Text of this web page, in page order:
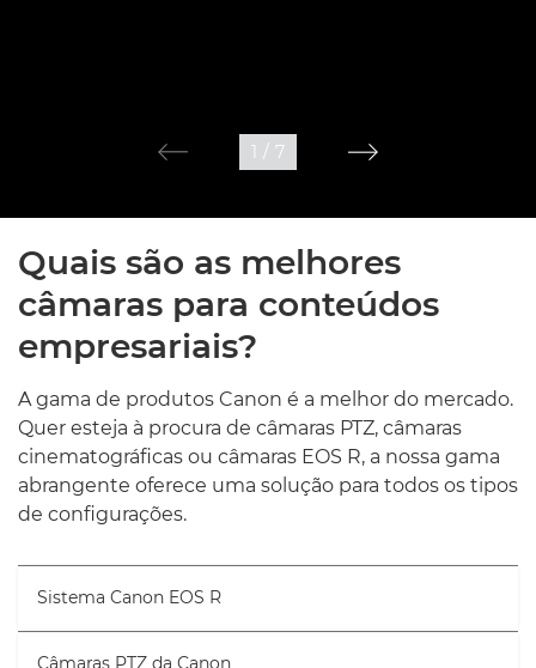
1 / 7
Quais são as melhores
câmaras para conteúdos
empresariais?
A gama de produtos Canon é a melhor do mercado.
Quer esteja à procura de câmaras PTZ, câmaras
cinematográficas ou câmaras EOS R, a nossa gama
abrangente oferece uma solução para todos os tipos
de configurações.
Sistema Canon EOS R
Câmaras PTZ da Canon